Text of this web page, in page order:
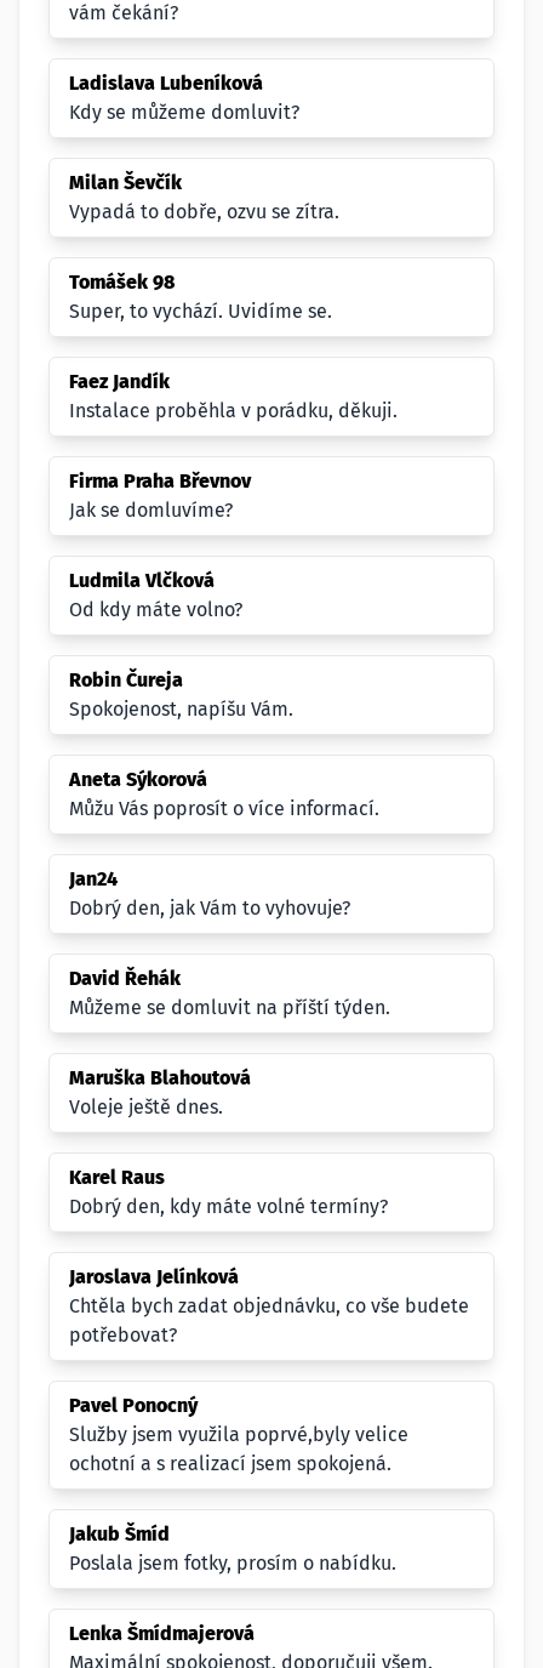
vám čekání?
Ladislava Lubeníková
Kdy se můžeme domluvit?
Milan Ševčík
Vypadá to dobře, ozvu se zítra.
Tomášek 98
Super, to vychází. Uvidíme se.
Faez Jandík
Instalace proběhla v porádku, děkuji.
Firma Praha Břevnov
Jak se domluvíme?
Ludmila Vlčková
Od kdy máte volno?
Robin Čureja
Spokojenost, napíšu Vám.
Aneta Sýkorová
Můžu Vás poprosít o více informací.
Jan24
Dobrý den, jak Vám to vyhovuje?
David Řehák
Můžeme se domluvit na příští týden.
Maruška Blahoutová
Voleje ještě dnes.
Karel Raus
Dobrý den, kdy máte volné termíny?
Jaroslava Jelínková
Chtěla bych zadat objednávku, co vše budete
potřebovat?
Pavel Ponocný
Služby jsem využila poprvé,byly velice
ochotní a s realizací jsem spokojená.
Jakub Šmíd
Poslala jsem fotky, prosím o nabídku.
Lenka Šmídmajerová
Maximální spokojenost, doporučuji všem.